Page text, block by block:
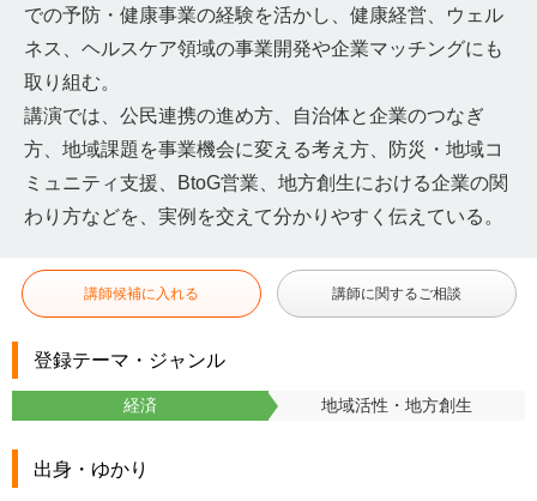
での予防・健康事業の経験を活かし、健康経営、ウェル
ネス、ヘルスケア領域の事業開発や企業マッチングにも
取り組む。
講演では、公民連携の進め方、自治体と企業のつなぎ
方、地域課題を事業機会に変える考え方、防災・地域コ
ミュニティ支援、BtoG営業、地方創生における企業の関
わり方などを、実例を交えて分かりやすく伝えている。
講師候補に入れる 講師に関するご相談
登録テーマ・ジャンル
経済 地域活性・地方創生
出身・ゆかり